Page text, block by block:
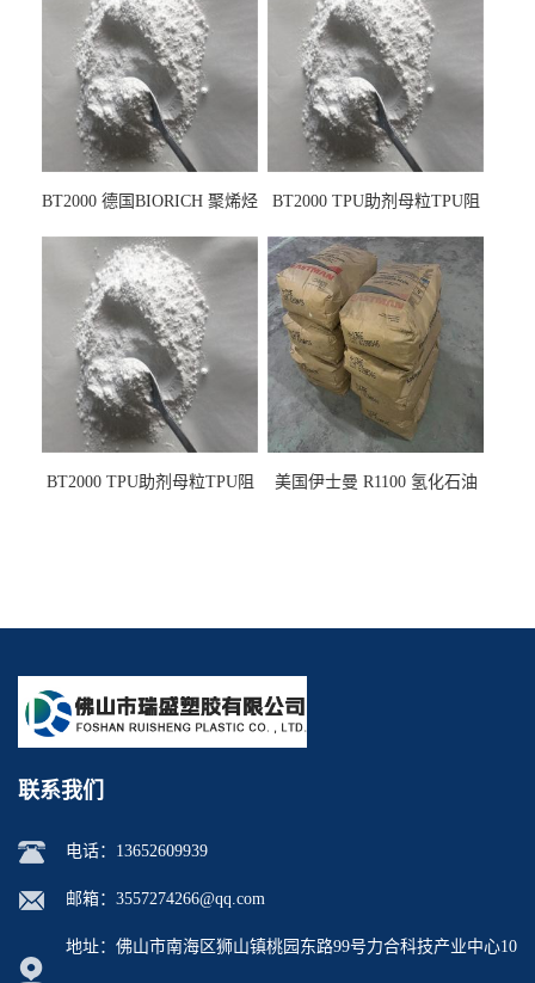
BT2000 德国BIORICH 聚烯烃
墨阻燃剂 TPU抗黄变剂 抗黄
变耐黄剂
BT2000 TPU助剂母粒TPU阻
剂雾面滑剂防粘剂 TPU抗黄
变剂 抗黄变耐黄剂
BT2000 TPU助剂母粒TPU阻
美国伊士曼 R1100 氢化石油
联系我们
电话： 13652609939
邮箱： 3557274266@qq.com
地址：佛山市南海区狮山镇桃园东路99号力合科技产业中心10